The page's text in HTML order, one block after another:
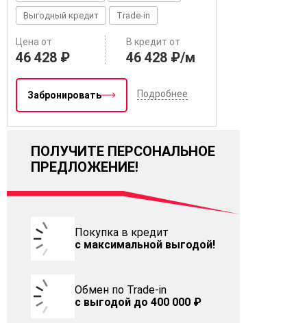
ПОЛУЧИТЕ ПЕРСОНАЛЬНОЕ
ПРЕДЛОЖЕНИЕ!
Покупка в кредит
с максимальной выгодой!
Обмен по Trade-in
с выгодой до 400 000 ₽
Выгодный кредит Trade-in
Цена от
46 428 ₽
В кредит от
46 428 ₽/м
Забронировать Подробнее